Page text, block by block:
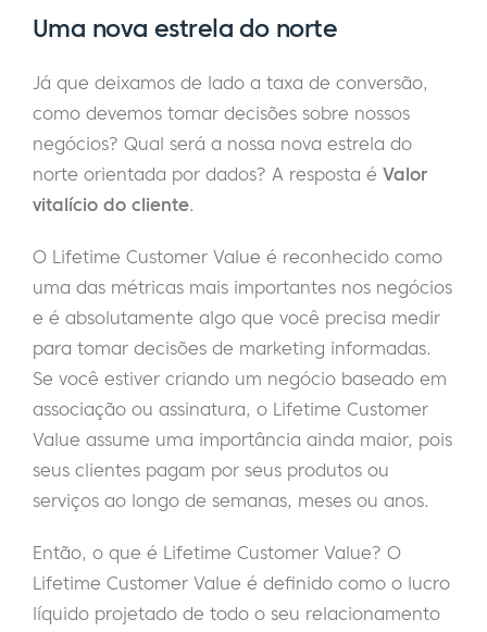
Uma nova estrela do norte
Já que deixamos de lado a taxa de conversão,
como devemos tomar decisões sobre nossos
negócios? Qual será a nossa nova estrela do
norte orientada por dados? A resposta é Valor
vitalício do cliente.
O Lifetime Customer Value é reconhecido como
uma das métricas mais importantes nos negócios
e é absolutamente algo que você precisa medir
para tomar decisões de marketing informadas.
Se você estiver criando um negócio baseado em
associação ou assinatura, o Lifetime Customer
Value assume uma importância ainda maior, pois
seus clientes pagam por seus produtos ou
serviços ao longo de semanas, meses ou anos.
Então, o que é Lifetime Customer Value? O
Lifetime Customer Value é definido como o lucro
líquido projetado de todo o seu relacionamento